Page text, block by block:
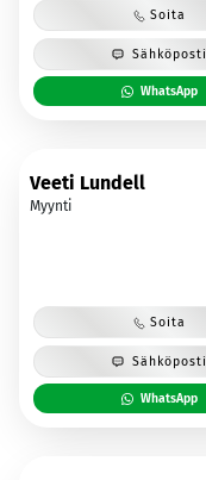
Soita
Sähköposti
WhatsApp
Veeti Lundell
Myynti
Soita
Sähköposti
WhatsApp